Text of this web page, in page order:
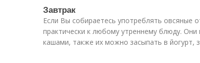
Завтрак
Если Вы собираетесь употреблять овсяные
практически к любому утреннему блюду.
кашами, также их можно засыпать в йогурт,